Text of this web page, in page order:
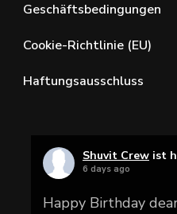
Geschäftsbedingungen
Cookie-Richtlinie (EU)
Haftungsausschluss
Shuvit Crew ist
6 days ago
Happy Birthday